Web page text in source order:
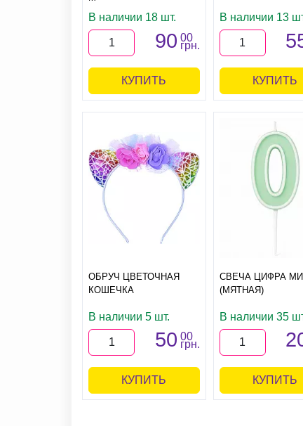
В наличии 18 шт.
90 00
грн.
КУПИТЬ
В наличии 13
КУПИТЬ
ОБРУЧ ЦВЕТОЧНАЯ
КОШЕЧКА
В наличии 5 шт.
50 00
грн.
КУПИТЬ
СВЕЧА ЦИФРА
(МЯТНАЯ)
В наличии 35
КУПИТЬ